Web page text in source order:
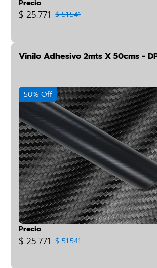
Precio
$ 25.771 $ 51.541
Vinilo Adhesivo 2mts X 50cms -
50% Off
Precio
$ 25.771 $ 51.541